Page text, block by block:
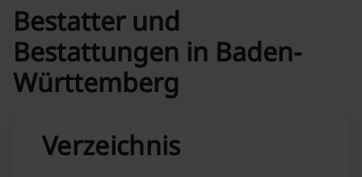
Bestatter und
Bestattungen in Baden-
Württemberg
Verzeichnis